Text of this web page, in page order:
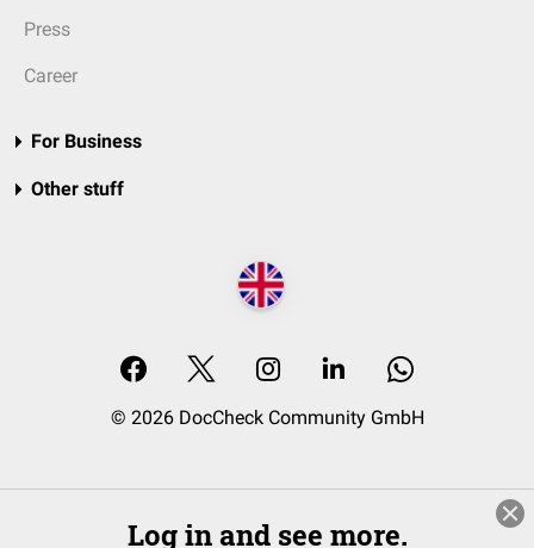
Press
Career
For Business
Other stuff
© 2026 DocCheck Community GmbH
Log in and see more.